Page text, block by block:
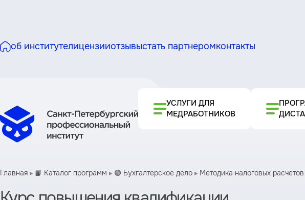
об институтелицензииотзывыстать партнеромконтакты
УСЛУГИ ДЛЯ
МЕДРАБОТНИКОВ
Главная 📙 Каталог программ 🟢 Бухгалтерское дело Методика налоговых